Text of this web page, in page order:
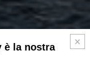
è la nostra